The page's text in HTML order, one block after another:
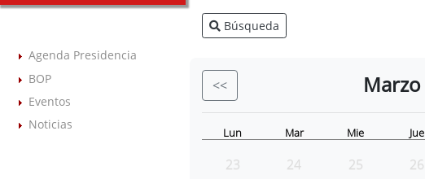
Agenda Presidencia
BOP
Eventos
Noticias
Búsqueda
<< Marzo
Lun Mar Mie Jue
23 24 25 26